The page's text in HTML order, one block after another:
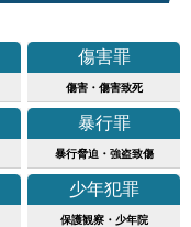
傷害罪
傷害・傷害致死
暴行罪
暴行脅迫・強盗致傷
少年犯罪
保護観察・少年院